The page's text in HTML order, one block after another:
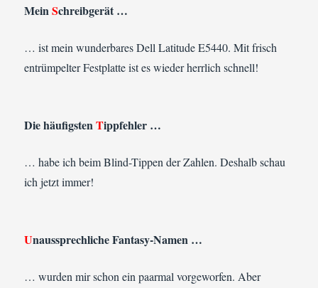
MeinSchreibgerät …
… ist mein wunderbares Dell Latitude E5440. Mit frisch
entrümpelter Festplatte ist es wieder herrlich schnell!
Die häufigstenTippfehler …
… habe ich beim Blind-Tippen der Zahlen. Deshalb schau
ich jetzt immer!
Unaussprechliche Fantasy-Namen …
… wurden mir schon ein paarmal vorgeworfen. Aber